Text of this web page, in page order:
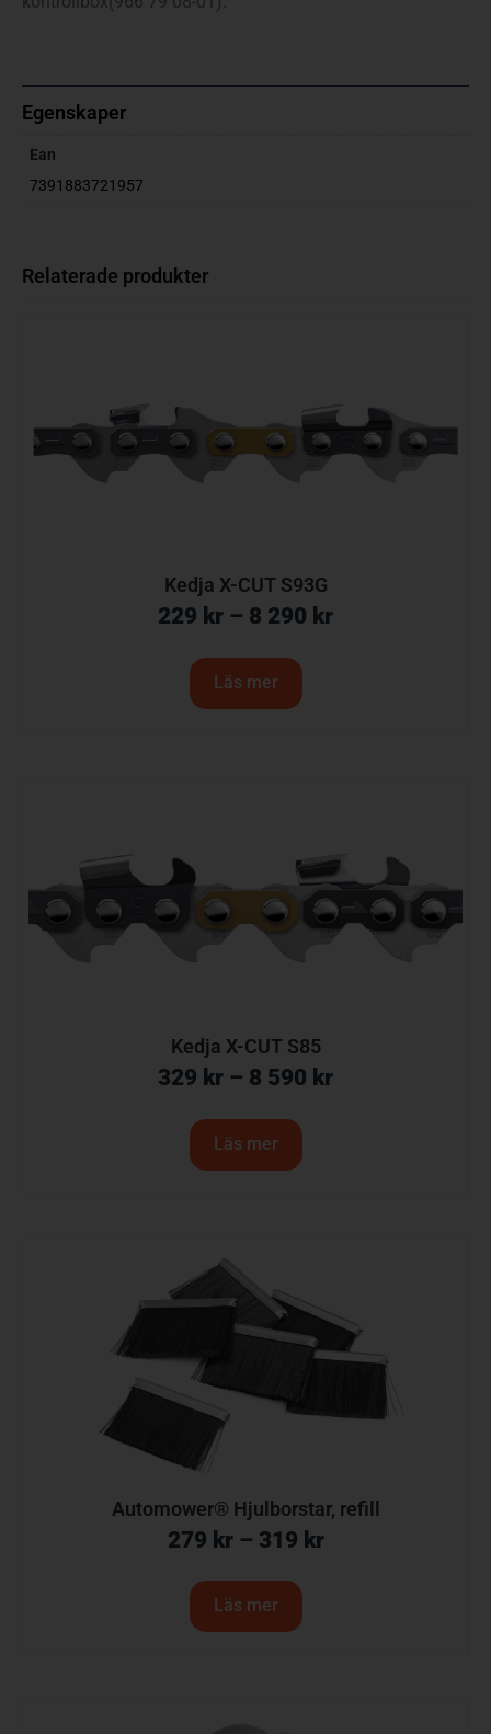
Egenskaper
Ean
7391883721957
Relaterade produkter
Kedja X-CUT S93G
229 kr – 8 290 kr
Läs mer
Kedja X-CUT S85
329 kr – 8 590 kr
Läs mer
Automower® Hjulborstar, refill
279 kr – 319 kr
Läs mer